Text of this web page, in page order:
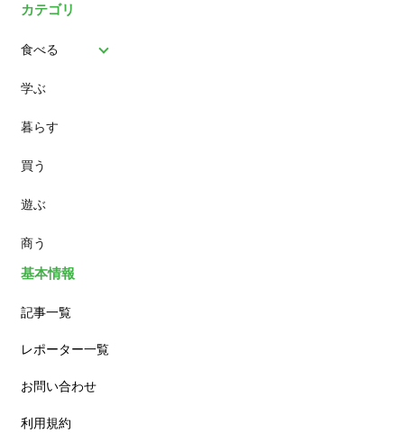
カテゴリ
食べる
パン
スイーツ
ランチ
カフェ
学ぶ
暮らす
買う
遊ぶ
商う
基本情報
記事一覧
レポーター一覧
お問い合わせ
利用規約